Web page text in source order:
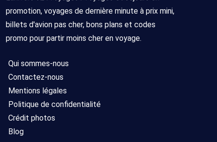
promotion, voyages de dernière minute à prix mini,
billets d'avion pas cher, bons plans et codes
promo pour partir moins cher en voyage.
Qui sommes-nous
Contactez-nous
Mentions légales
Politique de confidentialité
Crédit photos
Blog